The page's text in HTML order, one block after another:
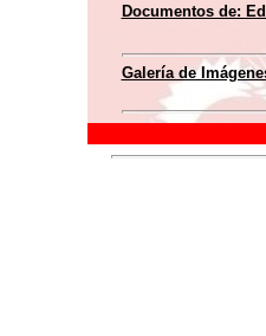
Documentos de:
Galería de